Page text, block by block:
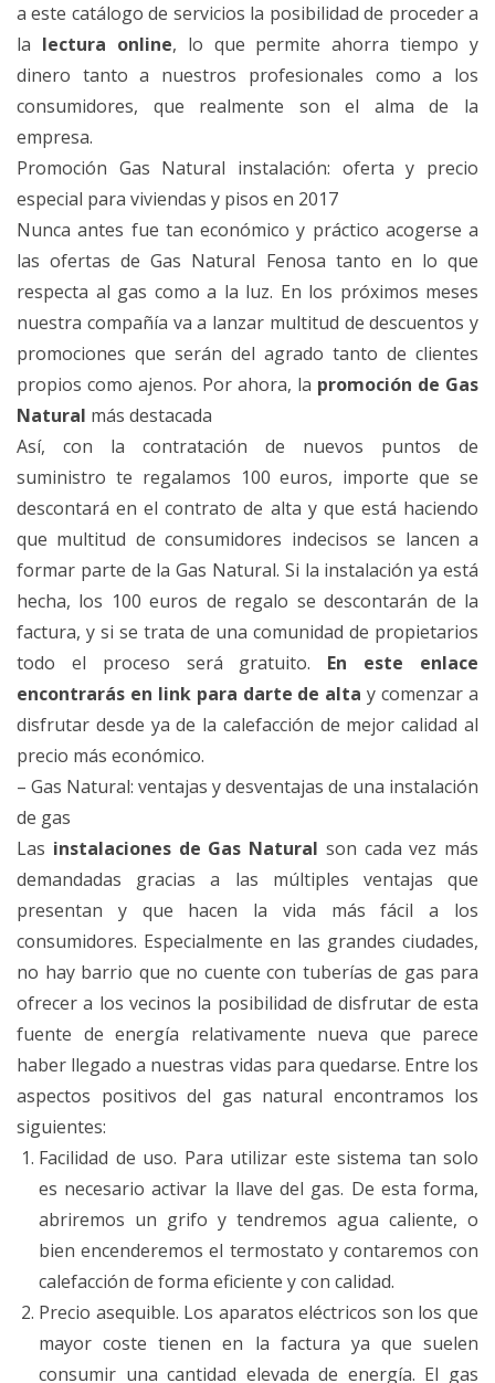
a este catálogo de servicios la posibilidad de proceder a
la lectura online, lo que permite ahorra tiempo y
dinero tanto a nuestros profesionales como a los
consumidores, que realmente son el alma de la
empresa.
Promoción Gas Natural instalación: oferta y precio
especial para viviendas y pisos en 2017
Nunca antes fue tan económico y práctico acogerse a
las ofertas de Gas Natural Fenosa tanto en lo que
respecta al gas como a la luz. En los próximos meses
nuestra compañía va a lanzar multitud de descuentos y
promociones que serán del agrado tanto de clientes
propios como ajenos. Por ahora, la promoción de Gas
Natural más destacada
Así, con la contratación de nuevos puntos de
suministro te regalamos 100 euros, importe que se
descontará en el contrato de alta y que está haciendo
que multitud de consumidores indecisos se lancen a
formar parte de la Gas Natural. Si la instalación ya está
hecha, los 100 euros de regalo se descontarán de la
factura, y si se trata de una comunidad de propietarios
todo el proceso será gratuito. En este enlace
encontrarás en link para darte de alta y comenzar a
disfrutar desde ya de la calefacción de mejor calidad al
precio más económico.
– Gas Natural: ventajas y desventajas de una instalación
de gas
Las instalaciones de Gas Natural son cada vez más
demandadas gracias a las múltiples ventajas que
presentan y que hacen la vida más fácil a los
consumidores. Especialmente en las grandes ciudades,
no hay barrio que no cuente con tuberías de gas para
ofrecer a los vecinos la posibilidad de disfrutar de esta
fuente de energía relativamente nueva que parece
haber llegado a nuestras vidas para quedarse. Entre los
aspectos positivos del gas natural encontramos los
siguientes:
Facilidad de uso. Para utilizar este sistema tan solo
es necesario activar la llave del gas. De esta forma,
abriremos un grifo y tendremos agua caliente, o
bien encenderemos el termostato y contaremos con
calefacción de forma eficiente y con calidad.
Precio asequible. Los aparatos eléctricos son los que
mayor coste tienen en la factura ya que suelen
consumir una cantidad elevada de energía. El gas